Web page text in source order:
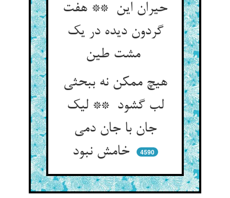
حیران این ** هفت
گردون دیده در یک
مشت طین
هیچ ممکن نه ببحثی
لب گشود ** لیک
جان با جان دمی
خامش نبود
4590